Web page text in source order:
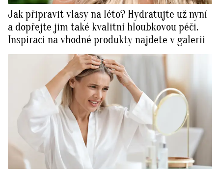
Jak připravit vlasy na léto? Hydratujte už nyní
a dopřejte jim také kvalitní hloubkovou péči.
Inspiraci na vhodné produkty najdete v galerii